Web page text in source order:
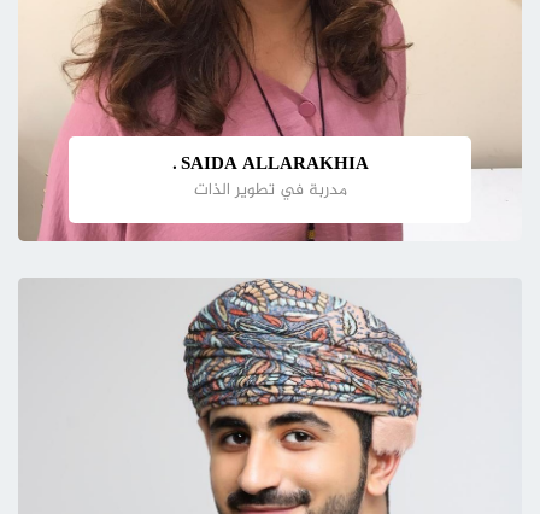
SAIDA ALLARAKHIA .
مدربة في تطوير الذات